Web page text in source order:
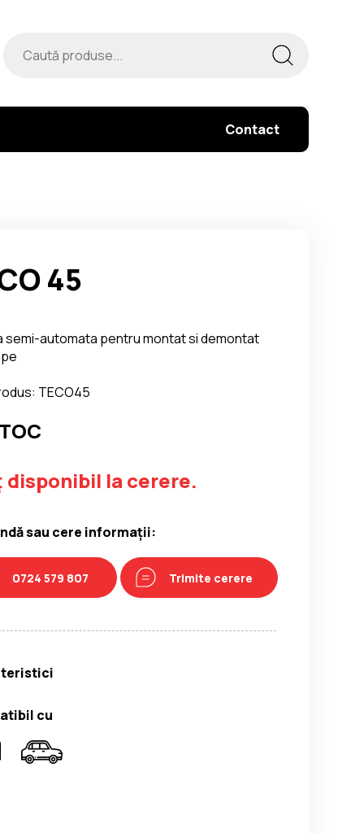
Contact
45
semi-automata pentru montat si demontat
TECO45
disponibil la cerere.
sau cere informații:
0724 579 807 Trimite cerere
cu